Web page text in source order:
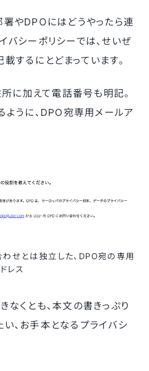
やDPOにはどうやったら連
バシーポリシーでは、せいぜ
するにとどまっています。
に加えて電話番号も明記。
うに、DPO宛専用メールア
せとは独立した、DPO宛の専用
レス
なくとも、本文の書きっぷり
、お手本となるプライバシ